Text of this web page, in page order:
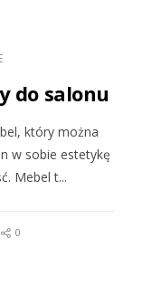
do salonu
który można
w sobie estetykę
Mebel t...
0